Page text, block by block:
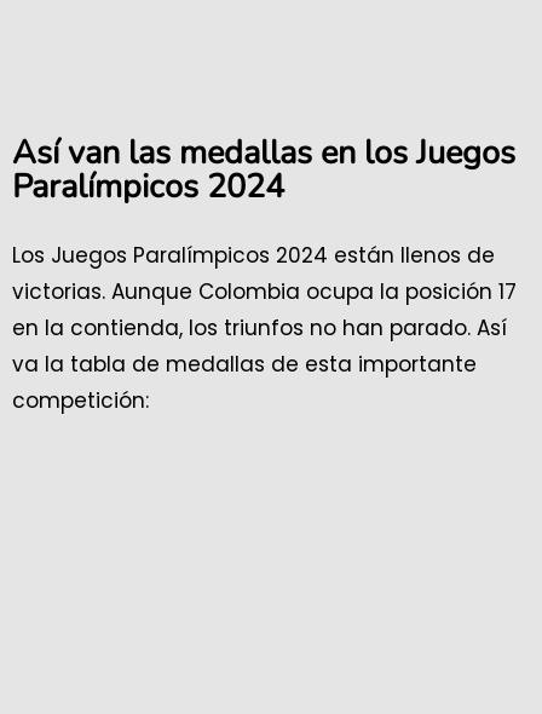
Así van las medallas en los Juegos
Paralímpicos 2024
Los Juegos Paralímpicos 2024 están llenos de
victorias. Aunque Colombia ocupa la posición 17
en la contienda, los triunfos no han parado. Así
va la tabla de medallas de esta importante
competición: